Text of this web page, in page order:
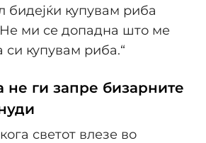
бидејќи купувам риба
ми се допадна што ме
си купувам риба.“
не ги запре бизарните
светот влезе во